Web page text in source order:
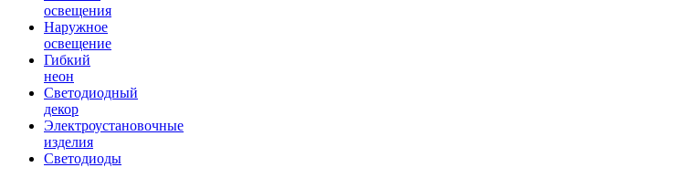
освещения
Наружное
освещение
Гибкий
неон
Светодиодный
декор
Электроустановочные
изделия
Светодиоды